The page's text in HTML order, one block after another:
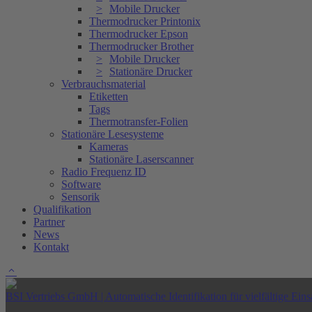
Mobile Drucker
Thermodrucker Printonix
Thermodrucker Epson
Thermodrucker Brother
Mobile Drucker
Stationäre Drucker
Verbrauchsmaterial
Etiketten
Tags
Thermotransfer-Folien
Stationäre Lesesysteme
Kameras
Stationäre Laserscanner
Radio Frequenz ID
Software
Sensorik
Qualifikation
Partner
News
Kontakt
BSI Vertriebs GmbH | Automatische Identifikation für vielfältige